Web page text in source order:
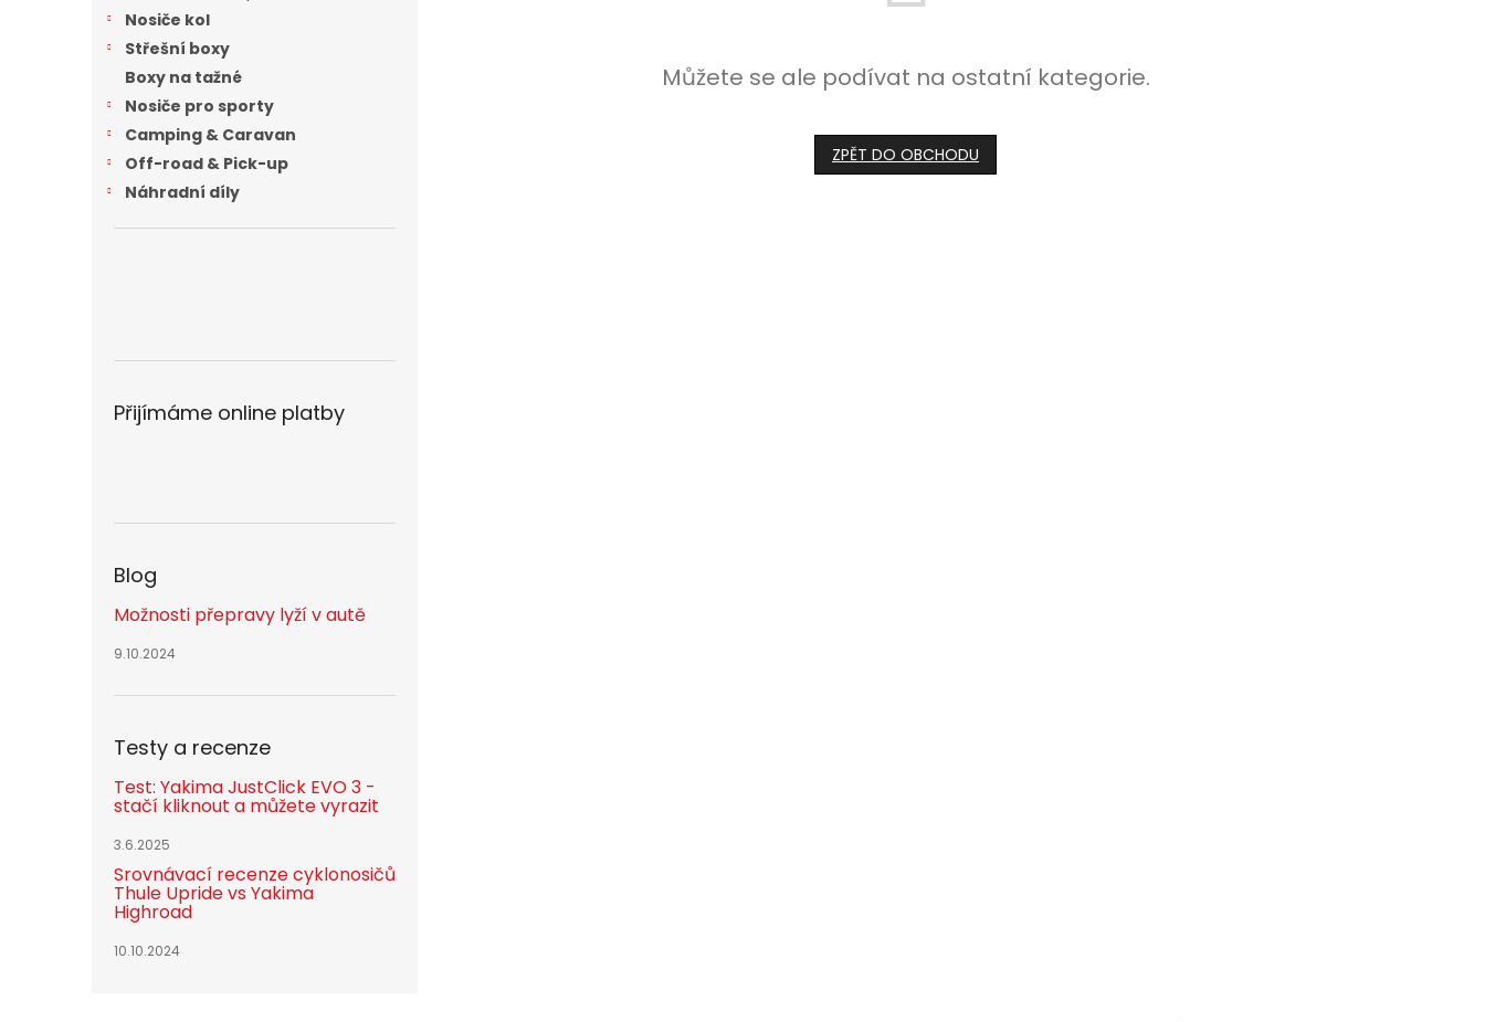
Nosiče kol
Střešní boxy
Boxy na tažné
Nosiče pro sporty
Camping & Caravan
Off-road & Pick-up
Náhradní díly
Přijímáme online platby
Blog
Možnosti přepravy lyží v autě
9.10.2024
Testy a recenze
Test: Yakima JustClick EVO 3 -
stačí kliknout a můžete vyrazit
3.6.2025
Srovnávací recenze cyklonosičů
Thule Upride vs Yakima
Highroad
10.10.2024
Můžete se ale podívat na ostatní kategorie.
ZPĚT DO OBCHODU